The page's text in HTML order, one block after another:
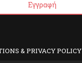
& PRIVACY POLICY